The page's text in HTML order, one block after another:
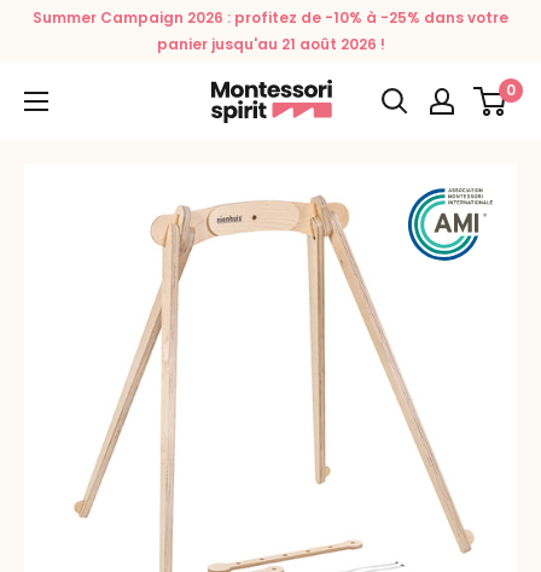
PasserSummer Campaign 2026 : profitez de -10% à -25% dans votre
panier jusqu'au 21 août 2026 !
Montessori
Spirit
0